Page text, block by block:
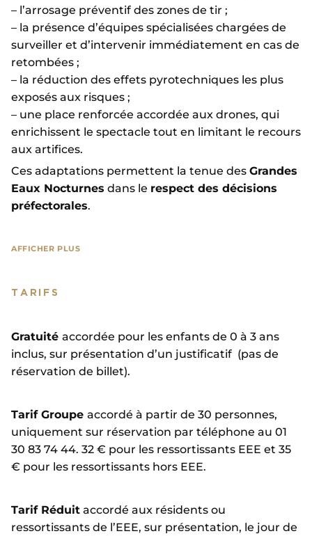
– l’arrosage préventif des zones de tir ;
– la présence d’équipes spécialisées chargées de
surveiller et d’intervenir immédiatement en cas de
retombées ;
– la réduction des effets pyrotechniques les plus
exposés aux risques ;
– une place renforcée accordée aux drones, qui
enrichissent le spectacle tout en limitant le recours
aux artifices.
Ces adaptations permettent la tenue des Grandes
Eaux Nocturnes dans le respect des décisions
préfectorales.
AFFICHER PLUS
les détenteurs de billets des Grandes Eaux
Nocturnes de venir en costume de style baroque.
– Samedi 4 juillet– Les Grandes Eaux Nocturnes –
Indépendance Américaine.
– Mardi 14 juillet – Les Grandes Eaux Nocturnes –
Fête Nationale.
Feu.
– Samedi 29 août – Les Grandes Eaux Nocturnes :
TARIFS
Gratuité accordée pour les enfants de 0 à 3 ans
inclus, sur présentation d’un justificatif (pas de
réservation de billet).
Tarif Groupe accordé à partir de 30 personnes,
uniquement sur réservation par téléphone au 01
30 83 74 44. 32 € pour les ressortissants EEE et 35
€ pour les ressortissants hors EEE.
Tarif Réduit accordé aux résidents ou
ressortissants de l’EEE, sur présentation, le jour de